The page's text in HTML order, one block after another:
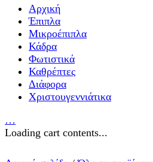
Αρχική
Έπιπλα
Μικροέπιπλα
Κάδρα
Φωτιστικά
Καθρέπτες
Διάφορα
Χριστουγεννιάτικα
…
Loading cart contents...